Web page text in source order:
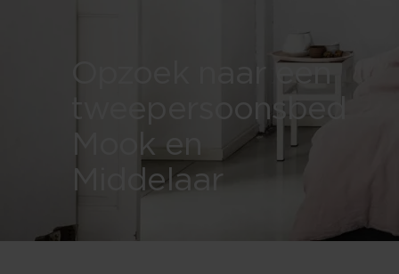
Opzoek naar een
tweepersoonsbed
Mook en
Middelaar